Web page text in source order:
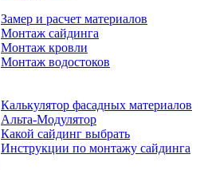
Замер и расчет материалов
Монтаж сайдинга
Монтаж кровли
Монтаж водостоков
Калькулятор фасадных материалов
Альта-Модулятор
Какой сайдинг выбрать
Инструкции по монтажу сайдинга